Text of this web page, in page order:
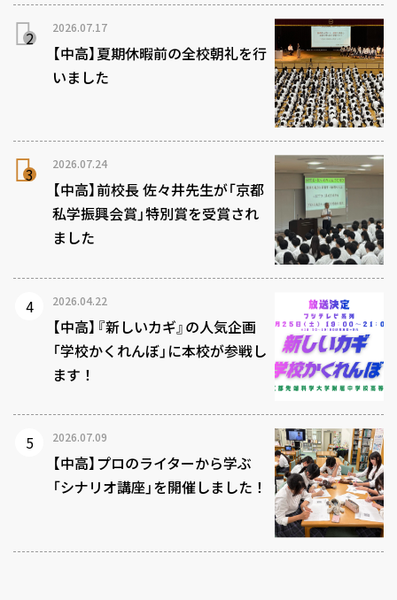
2026.07.17
【中高】夏期休暇前の全校朝礼を行
いました
2026.07.24
【中高】前校長 佐々井先生が「京都
私学振興会賞」特別賞を受賞され
ました
2026.04.22
【中高】『新しいカギ』の人気企画
「学校かくれんぼ」に本校が参戦し
ます！
2026.07.09
【中高】プロのライターから学ぶ
「シナリオ講座」を開催しました！